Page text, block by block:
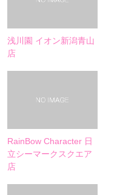
浅川園 イオン新潟青山
店
RainBow Character 日
立シーマークスクエア
店